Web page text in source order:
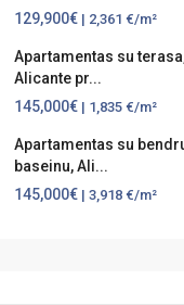
129,900€ | 2,361 €/m²
Apartamentas su
Alicante pr...
145,000€ | 1,835 €/m²
Apartamentas su
baseinu, Ali...
145,000€ | 3,918 €/m²